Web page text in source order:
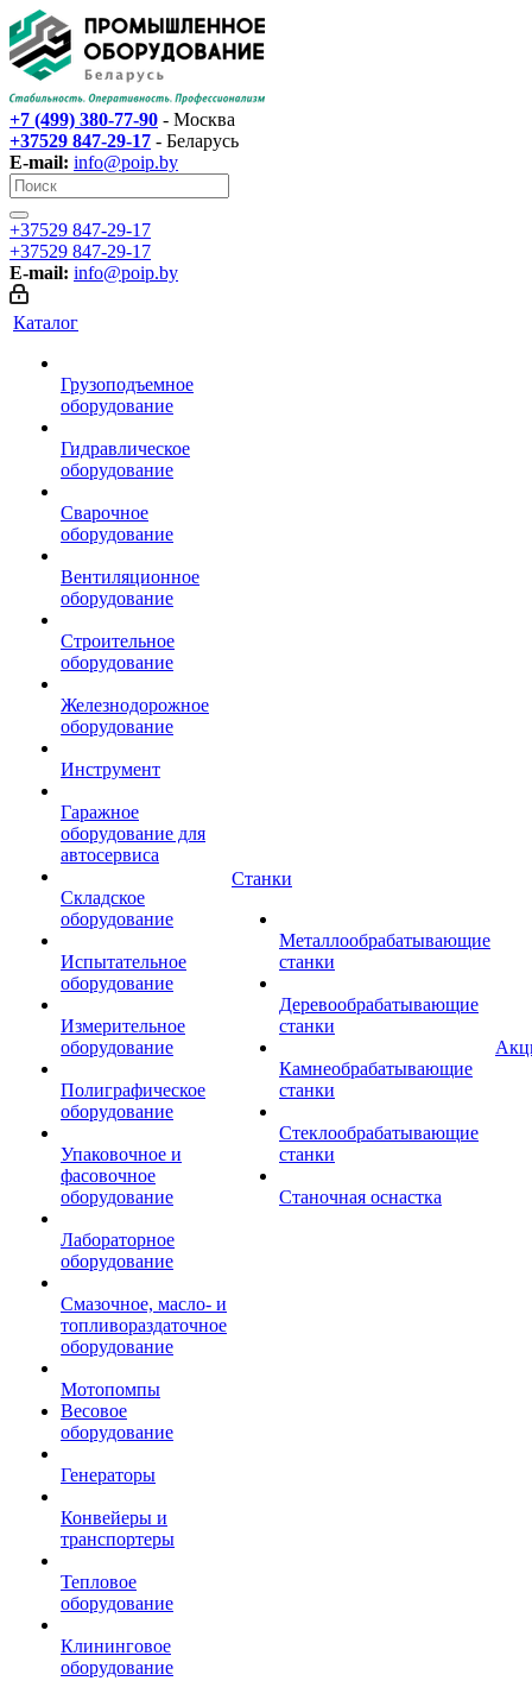
+7 (499) 380-77-90 - Москва
+37529 847-29-17‬ - Беларусь
E-mail: info@poip.by
+37529 847-29-17‬
+37529 847-29-17‬
E-mail: info@poip.by
Каталог
Грузоподъемное
оборудование
Гидравлическое
оборудование
Сварочное
оборудование
Вентиляционное
оборудование
Строительное
оборудование
Железнодорожное
оборудование
Инструмент
Гаражное
оборудование для
автосервиса
Складское
оборудование
Испытательное
оборудование
Измерительное
оборудование
Полиграфическое
оборудование
Упаковочное и
фасовочное
оборудование
Лабораторное
оборудование
Смазочное, масло- и
топливораздаточное
оборудование
Мотопомпы
Весовое
оборудование
Генераторы
Конвейеры и
транспортеры
Тепловое
оборудование
Клининговое
оборудование
Станки
Металлообрабатывающие
станки
Деревообрабатывающие
станки
Камнеобрабатывающие
станки
Стеклообрабатывающие
станки
Станочная оснастка